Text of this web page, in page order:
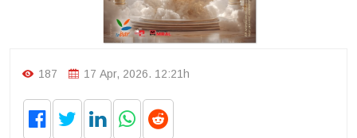
187 17 Apr, 2026. 12:21h